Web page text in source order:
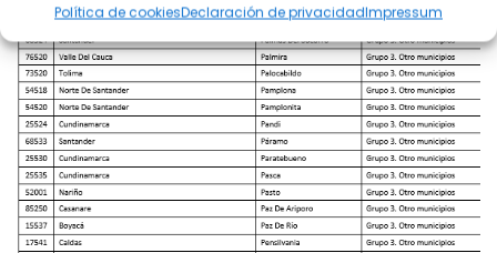
Política de cookiesDeclaración de privacidadImpressum